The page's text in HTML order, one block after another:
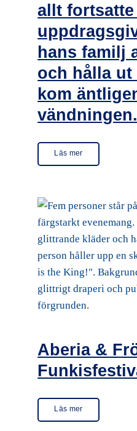
allt
hans familj
och hålla ut
kom
vändningen.
Läs mer
Aberia &
Läs mer